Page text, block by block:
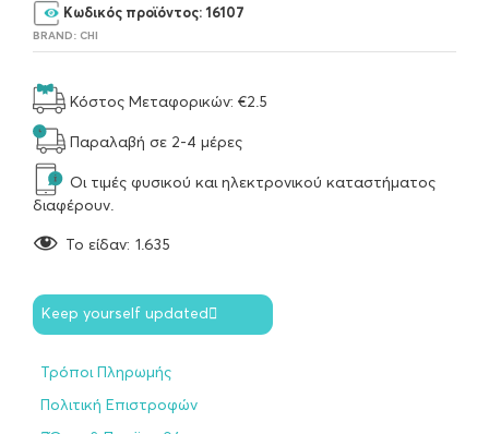
Κωδικός προϊόντος: 16107
BRAND: CHI
Κόστος Μεταφορικών: €2.5
Παραλαβή σε 2-4 μέρες
Οι τιμές φυσικού και ηλεκτρονικού καταστήματος
διαφέρουν.
To είδαν: 1.635
Keep yourself updated
Τρόποι Πληρωμής
Πολιτική Επιστροφών